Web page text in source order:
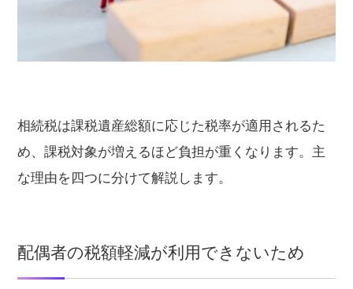
相続税は課税遺産総額に応じた税率が適用されるた
め、課税対象が増えるほど負担が重くなります。主
な理由を四つに分けて解説します。
配偶者の税額軽減が利用できないため